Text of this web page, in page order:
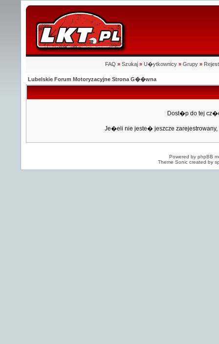
FAQ » Szukaj » U�ytkownicy » Grupy »
Lubelskie Forum Motoryzacyjne Strona G��wna
Dost�p do tej
Je�eli nie jeste� jeszcze
Powered by phpBB
Theme Sonic created by